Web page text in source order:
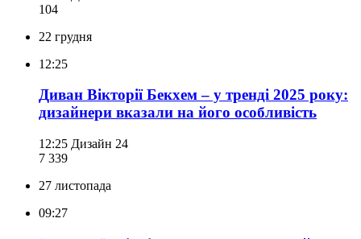
104
22 грудня
12:25
Диван Вікторії Бекхем – у тренді 2025 року:
дизайнери вказали на його особливість
12:25 Дизайн 24
7 339
27 листопада
09:27